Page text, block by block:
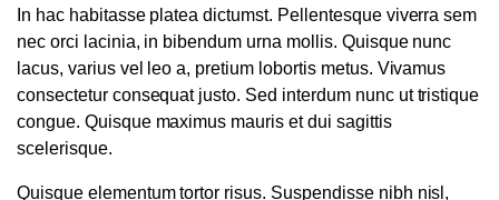
In hac habitasse platea dictumst. Pellentesque viverra sem
nec orci lacinia, in bibendum urna mollis. Quisque nunc
lacus, varius vel leo a, pretium lobortis metus. Vivamus
consectetur consequat justo. Sed interdum nunc ut tristique
congue. Quisque maximus mauris et dui sagittis
scelerisque.
Quisque elementum tortor risus. Suspendisse nibh nisl,